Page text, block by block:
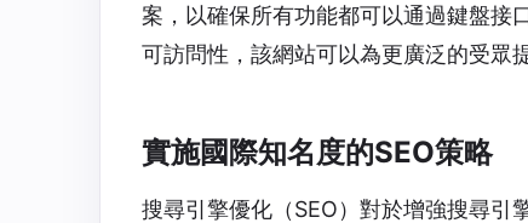
案，以確保所有功能都可以通過鍵盤接
可訪問性，該網站可以為更廣泛的受眾
實施國際知名度的SEO策略
搜尋引擎優化（SEO）對於增強搜尋引